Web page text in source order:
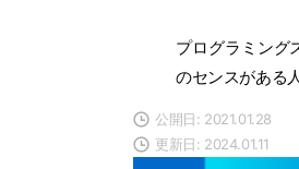
プログラミング
のセンスがある
公開日: 2021.01.28
更新日: 2024.01.11